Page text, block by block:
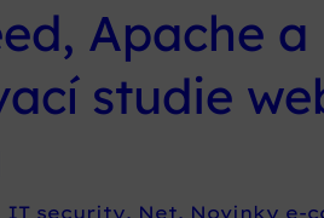
Apache
studie
IT security, Net, Novinky e-